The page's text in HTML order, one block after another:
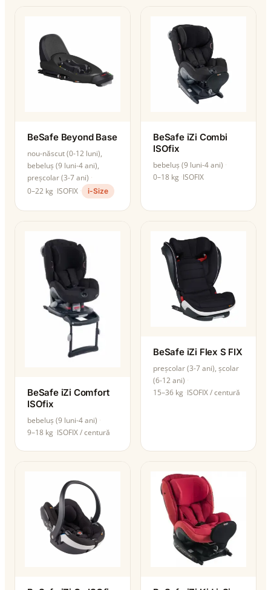
BeSafe Beyond Base
nou-născut (0-12 luni),
bebeluș (9 luni-4 ani),
preșcolar (3-7 ani)
0–22 kg ISOFIX i-Size
BeSafe iZi Combi
ISOfix
bebeluș (9 luni-4 ani)
0–18 kg ISOFIX
BeSafe iZi Comfort
ISOfix
bebeluș (9 luni-4 ani)
9–18 kg ISOFIX / centură
BeSafe iZi Flex S FIX
preșcolar (3-7 ani), școlar
(6-12 ani)
15–36 kg ISOFIX / centură